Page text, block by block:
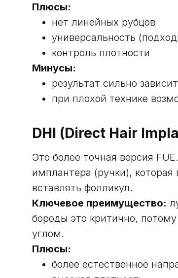
Плюсы:
нет линейных рубцов
универсальность
контроль плотности
Минусы:
результат сильно
при плохой технике
DHI (Direct Hair
Это более точная версия
имплантера (ручки),
вставлять фолликул.
Ключевое преимущество:
бороды это критично,
углом.
Плюсы:
более естественное